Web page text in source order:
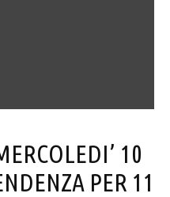
10
PER 11